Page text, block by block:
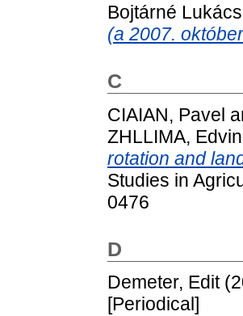
Bojtárné
(a 2007.
C
CIAIAN, Pavel
ZHLLIMA, Edvin
rotation and
Studies in
0476
D
Demeter, Edit
[Periodical]